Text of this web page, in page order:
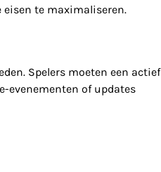
te maximaliseren.
Spelers moeten een actief
evenementen of updates